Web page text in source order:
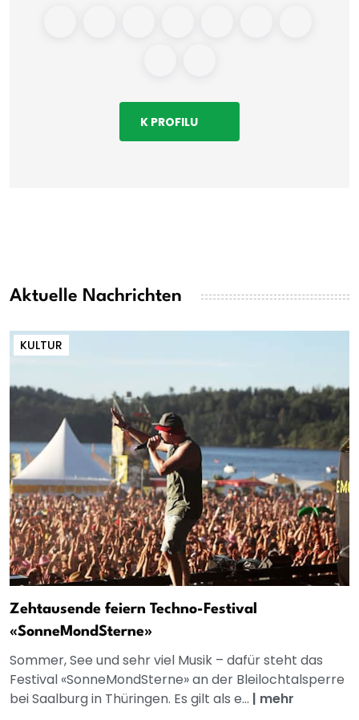
K PROFILU
Aktuelle Nachrichten
KULTUR
Zehtausende feiern Techno-Festival
«SonneMondSterne»
Sommer, See und sehr viel Musik – dafür steht das
Festival «SonneMondSterne» an der Bleilochtalsperre
bei Saalburg in Thüringen. Es gilt als e... | mehr